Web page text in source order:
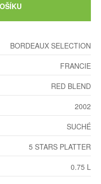
BORDEAUX SELECTION
FRANCIE
RED BLEND
2002
SUCHÉ
5 STARS PLATTER
0.75 L